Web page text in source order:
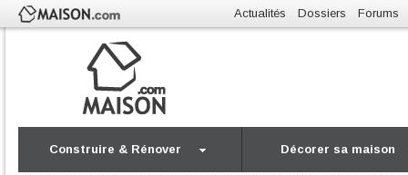
Actualités Dossiers Forums
Construire & Rénover Décorer sa maison